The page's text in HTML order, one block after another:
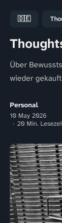
🇩🇪
Über
wieder
Personal
10 May 2026
20 Min.